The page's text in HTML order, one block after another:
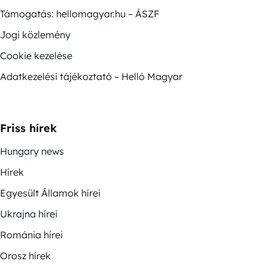
Támogatás: hellomagyar.hu – ÁSZF
Jogi közlemény
Cookie kezelése
Adatkezelési tájékoztató – Helló Magyar
Friss hírek
Hungary news
Hírek
Egyesült Államok hírei
Ukrajna hírei
Románia hírei
Orosz hírek